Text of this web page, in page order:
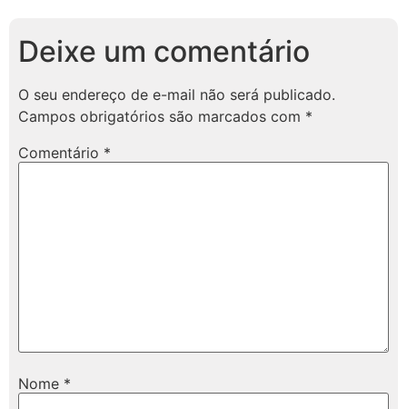
Deixe um comentário
O seu endereço de e-mail não será publicado.
Campos obrigatórios são marcados com *
Comentário *
Nome *